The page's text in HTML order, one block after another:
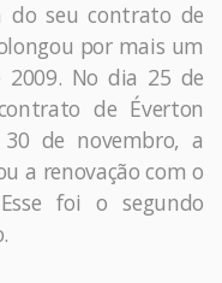
do seu contrato de
por mais um
No dia 25 de
de Éverton
de novembro, a
a renovação com o
foi o segundo